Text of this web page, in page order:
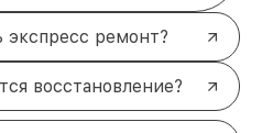
экспресс ремонт?
восстановление?